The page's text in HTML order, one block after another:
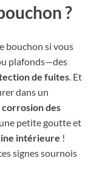
?
bouchon si vous
plafonds—des
de fuites. Et
dans un
corrosion des
petite goutte et
intérieure !
signes sournois